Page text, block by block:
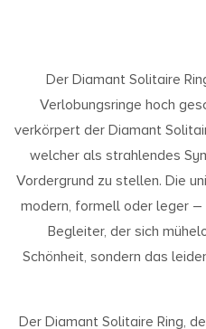
Der Diamant Solitaire
Verlobungsringe hoch
verkörpert der Diamant
welcher als strahlendes
Vordergrund zu stellen. Die
modern, formell oder leger –
Begleiter, der sich
Schönheit, sondern das
Der Diamant Solitaire Ring,